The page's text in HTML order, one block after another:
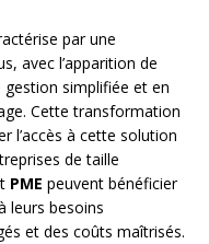
par une
avec l’apparition de
simplifiée et en
Cette transformation
l’accès à cette solution
de taille
PME peuvent bénéficier
leurs besoins
et des coûts maîtrisés.